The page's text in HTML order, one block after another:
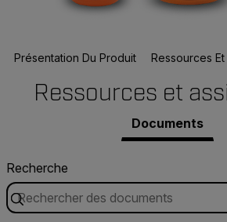
Présentation Du Produit Ressources
Ressources et
Documents
Recherche